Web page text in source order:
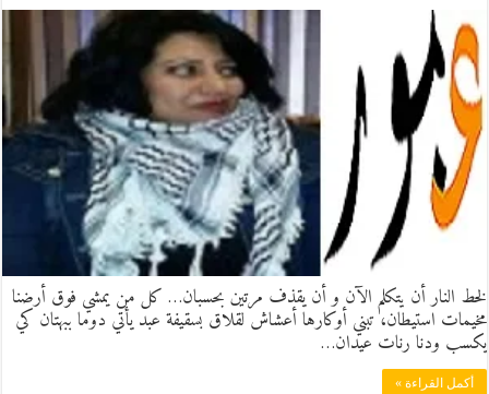
لخط النار أن يتكلم الآن و أن يقذف مرتين بحسبان… كل من يمشي فوق أرضنا
مخيمات استيطان، تبني أوكارها أعشاش لقلاق بسقيفة عبد يأتي دوما ببهتان كي
يكسب ودنا رنات عيدان…
أكمل القراءة »